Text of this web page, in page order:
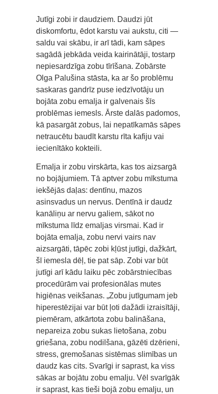
Jutīgi zobi ir daudziem. Daudzi jūt
diskomfortu, ēdot karstu vai aukstu, citi —
saldu vai skābu, ir arī tādi, kam sāpes
sagādā jebkāda veida kairinātāji, tostarp
nepiesardzīga zobu tīrīšana. Zobārste
Olga Palušina stāsta, ka ar šo problēmu
saskaras gandrīz puse iedzīvotāju un
bojāta zobu emalja ir galvenais šīs
problēmas iemesls. Ārste dalās padomos,
kā pasargāt zobus, lai nepatīkamās sāpes
netraucētu baudīt karstu rīta kafiju vai
iecienītāko kokteili.
Emalja ir zobu virskārta, kas tos aizsargā
no bojājumiem. Tā aptver zobu mīkstuma
iekšējās daļas: dentīnu, mazos
asinsvadus un nervus. Dentīnā ir daudz
kanāliņu ar nervu galiem, sākot no
mīkstuma līdz emaljas virsmai. Kad ir
bojāta emalja, zobu nervi vairs nav
aizsargāti, tāpēc zobi kļūst jutīgi, dažkārt,
šī iemesla dēļ, tie pat sāp. Zobi var būt
jutīgi arī kādu laiku pēc zobārstniecības
procedūrām vai profesionālas mutes
higiēnas veikšanas. „Zobu jutīgumam jeb
hiperestēzijai var būt ļoti dažādi izraisītāji,
piemēram, atkārtota zobu balināšana,
nepareiza zobu sukas lietošana, zobu
griešana, zobu nodilšana, gāzēti dzērieni,
stress, gremošanas sistēmas slimības un
daudz kas cits. Svarīgi ir saprast, ka viss
sākas ar bojātu zobu emalju. Vēl svarīgāk
ir saprast, kas tieši bojā zobu emalju, un